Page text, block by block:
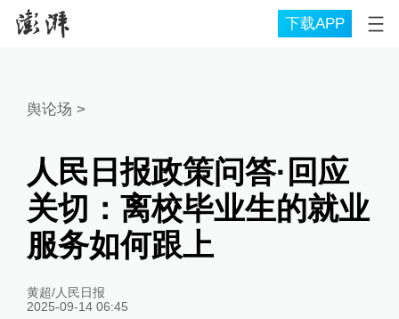
下载APP
舆论场 >
人民日报政策问答·回应
关切：离校毕业生的就业
服务如何跟上
黄超/人民日报
2025-09-14 06:45